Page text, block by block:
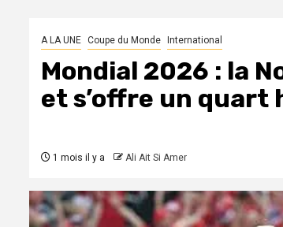
A LA UNE Coupe du Monde International
Mondial 2026 : la
et s’offre un quart
1 mois il y a Ali Ait Si Amer